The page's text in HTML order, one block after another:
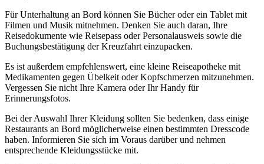
Für Unterhaltung an Bord können Sie Bücher oder ein Tablet mit
Filmen und Musik mitnehmen. Denken Sie auch daran, Ihre
Reisedokumente wie Reisepass oder Personalausweis sowie die
Buchungsbestätigung der Kreuzfahrt einzupacken.
Es ist außerdem empfehlenswert, eine kleine Reiseapotheke mit
Medikamenten gegen Übelkeit oder Kopfschmerzen mitzunehmen.
Vergessen Sie nicht Ihre Kamera oder Ihr Handy für
Erinnerungsfotos.
Bei der Auswahl Ihrer Kleidung sollten Sie bedenken, dass einige
Restaurants an Bord möglicherweise einen bestimmten Dresscode
haben. Informieren Sie sich im Voraus darüber und nehmen
entsprechende Kleidungsstücke mit.